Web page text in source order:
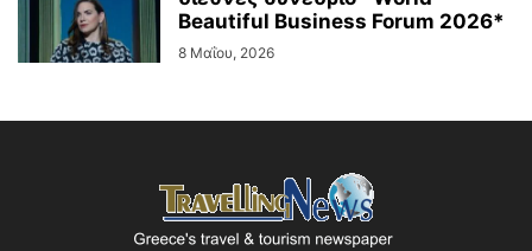
Beautiful Business Forum 2026*
8 Μαΐου, 2026